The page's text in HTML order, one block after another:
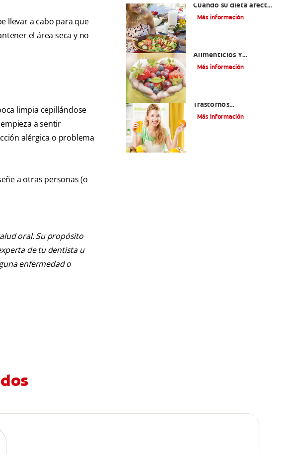
llevar a cabo para que
el área seca y no
limpia cepillándose
a sentir
alérgica o problema
a otras personas (o
oral. Su propósito
de tu dentista u
enfermedad o
Cuando su dieta afecta
su salud bucal
Más información
Alimenticios Y
Problemas De Salud
Más información
Trastornos
Alimenticios A Tu
Más información